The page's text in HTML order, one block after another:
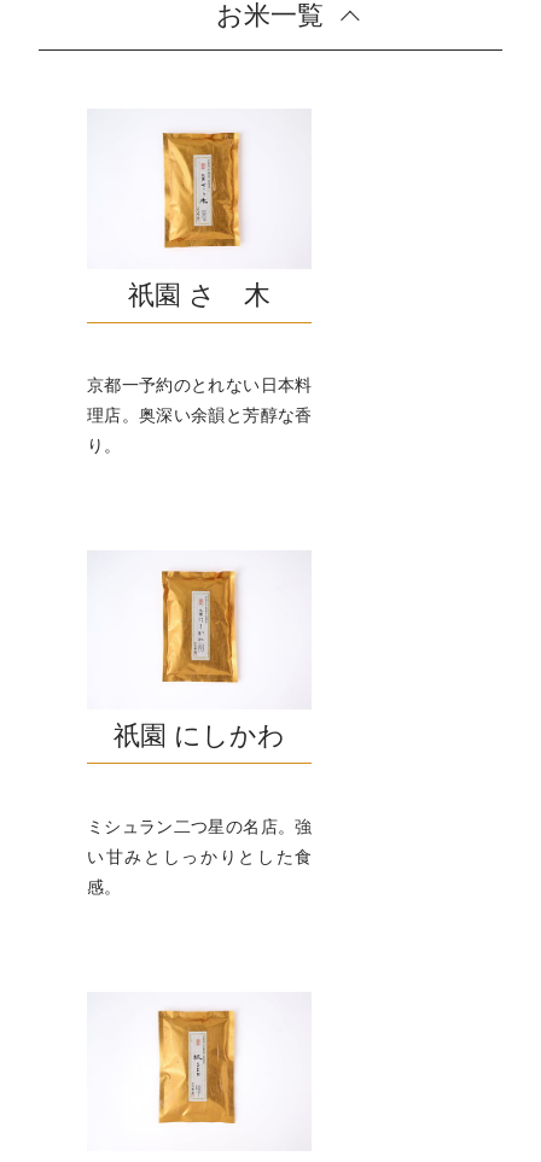
お米一覧
祇園 さゝ木
京都一予約のとれない日本料
理店。奥深い余韻と芳醇な香
り。
祇園 にしかわ
ミシュラン二つ星の名店。強
い甘みとしっかりとした食
感。